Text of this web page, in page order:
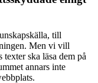
till
Men vi vill
ska läsa dem på
annars inte